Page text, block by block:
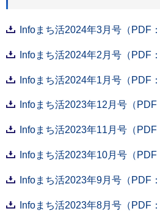
Infoまち活2024年3月号（PDF
Infoまち活2024年2月号（PDF
Infoまち活2024年1月号（PDF
Infoまち活2023年12月号（PDF
Infoまち活2023年11月号（PDF
Infoまち活2023年10月号（PDF
Infoまち活2023年9月号（PDF
Infoまち活2023年8月号（PDF